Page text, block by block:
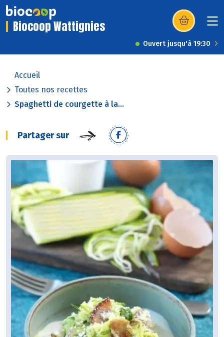
Biocoop Wattignies (s’ouvre dans
Ouvert jusqu'à 19:30
Accueil
Toutes nos recettes
Spaghetti de courgette à la...
Partager sur